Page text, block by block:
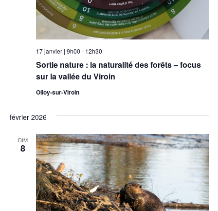
Sortie nature : la naturalité des forêts – focus
sur la vallée du Viroin
17 janvier | 9h00 - 12h30
Olloy-sur-Viroin
février 2026
DIM
8